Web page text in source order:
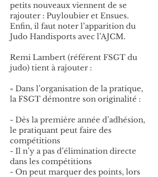
petits nouveaux viennent de se
rajouter : Puyloubier et Ensues.
Enfin, il faut noter l’apparition du
Judo Handisports avec l’AJCM.
Remi Lambert (référent FSGT du
judo) tient à rajouter :
« Dans l’organisation de la pratique,
la FSGT démontre son originalité :
- Dès la première année d’adhésion,
le pratiquant peut faire des
compétitions
- Il n’y a pas d’élimination directe
dans les compétitions
- On peut marquer des points, lors